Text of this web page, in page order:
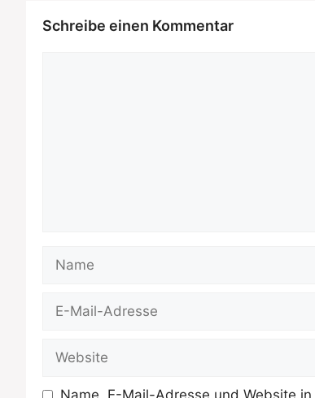
Schreibe einen Kommentar
Mail-
Name, E-Mail-Adresse und Website